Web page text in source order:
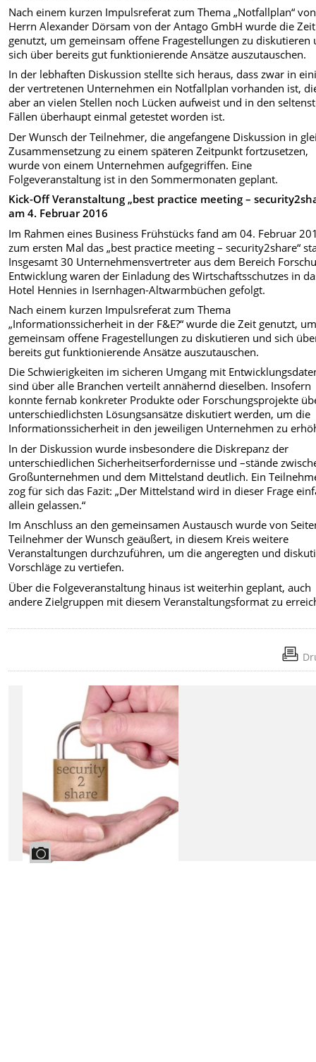
Nach einem kurzen Impulsreferat zum Thema „Notfallplan“ von
Herrn Alexander Dörsam von der Antago GmbH wurde die Zeit
genutzt, um gemeinsam offene Fragestellungen zu diskutieren
sich über bereits gut funktionierende Ansätze auszutauschen.
In der lebhaften Diskussion stellte sich heraus, dass zwar in
der vertretenen Unternehmen ein Notfallplan vorhanden ist,
aber an vielen Stellen noch Lücken aufweist und in den
Fällen überhaupt einmal getestet worden ist.
Der Wunsch der Teilnehmer, die angefangene Diskussion in
Zusammensetzung zu einem späteren Zeitpunkt fortzusetzen,
wurde von einem Unternehmen aufgegriffen. Eine
Folgeveranstaltung ist in den Sommermonaten geplant.
Kick-Off Veranstaltung „best practice meeting –
am 4. Februar 2016
Im Rahmen eines Business Frühstücks fand am 04. Februar
zum ersten Mal das „best practice meeting – security2share“
Insgesamt 30 Unternehmensvertreter aus dem Bereich
Entwicklung waren der Einladung des Wirtschaftsschutzes in
Hotel Hennies in Isernhagen-Altwarmbüchen gefolgt.
Nach einem kurzen Impulsreferat zum Thema
„Informationssicherheit in der F&E?“ wurde die Zeit genutzt,
gemeinsam offene Fragestellungen zu diskutieren und sich
bereits gut funktionierende Ansätze auszutauschen.
Die Schwierigkeiten im sicheren Umgang mit
sind über alle Branchen verteilt annähernd dieselben. Insofern
konnte fernab konkreter Produkte oder Forschungsprojekte
unterschiedlichsten Lösungsansätze diskutiert werden, um die
Informationssicherheit in den jeweiligen Unternehmen zu
In der Diskussion wurde insbesondere die Diskrepanz der
unterschiedlichen Sicherheitserfordernisse und –stände
Großunternehmen und dem Mittelstand deutlich. Ein
zog für sich das Fazit: „Der Mittelstand wird in dieser Frage
allein gelassen.“
Im Anschluss an den gemeinsamen Austausch wurde von
Teilnehmer der Wunsch geäußert, in diesem Kreis weitere
Veranstaltungen durchzuführen, um die angeregten und
Vorschläge zu vertiefen.
Über die Folgeveranstaltung hinaus ist weiterhin geplant, auch
andere Zielgruppen mit diesem Veranstaltungsformat zu